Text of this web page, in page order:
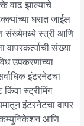
वाढ झाल्याचे
घरात जाईल
संख्येमध्ये स्त्री आणि
वापरकर्त्याची संख्या
उपकरणांच्या
इंटरनेटचा
स्ट्रीमिंग
इंटरनेटचा वापर
कम्युनिकेशन आणि